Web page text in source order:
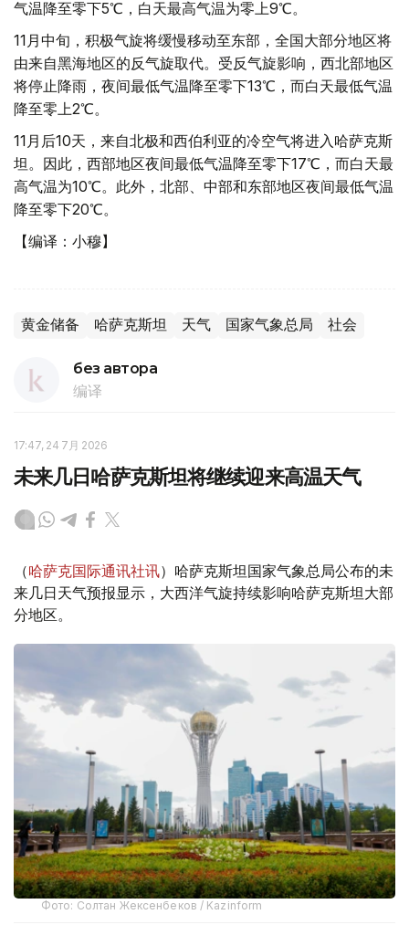
气温降至零下5℃，白天最高气温为零上9℃。
11月中旬，积极气旋将缓慢移动至东部，全国大部分地区将
由来自黑海地区的反气旋取代。受反气旋影响，西北部地区
将停止降雨，夜间最低气温降至零下13℃，而白天最低气温
降至零上2℃。
11月后10天，来自北极和西伯利亚的冷空气将进入哈萨克斯
坦。因此，西部地区夜间最低气温降至零下17℃，而白天最
高气温为10℃。此外，北部、中部和东部地区夜间最低气温
降至零下20℃。
【编译：小穆】
黄金储备 哈萨克斯坦 天气 国家气象总局 社会
без автора
编译
17:47, 24 7月 2026
未来几日哈萨克斯坦将继续迎来高温天气
（哈萨克国际通讯社讯）哈萨克斯坦国家气象总局公布的未
来几日天气预报显示，大西洋气旋持续影响哈萨克斯坦大部
分地区。
Фото: Солтан Жексенбеков / Kazinform